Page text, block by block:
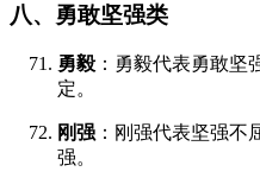
八、勇敢坚强类
勇毅 ：勇毅代表勇敢坚
定。
刚强 ：刚强代表坚强不
强。